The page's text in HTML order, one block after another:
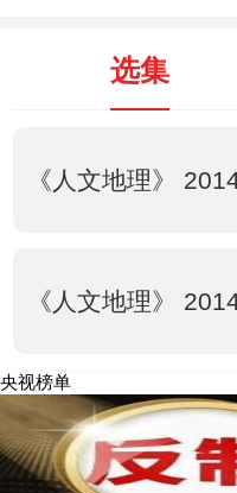
选集
《人文地理》
《人文地理》
央视榜单